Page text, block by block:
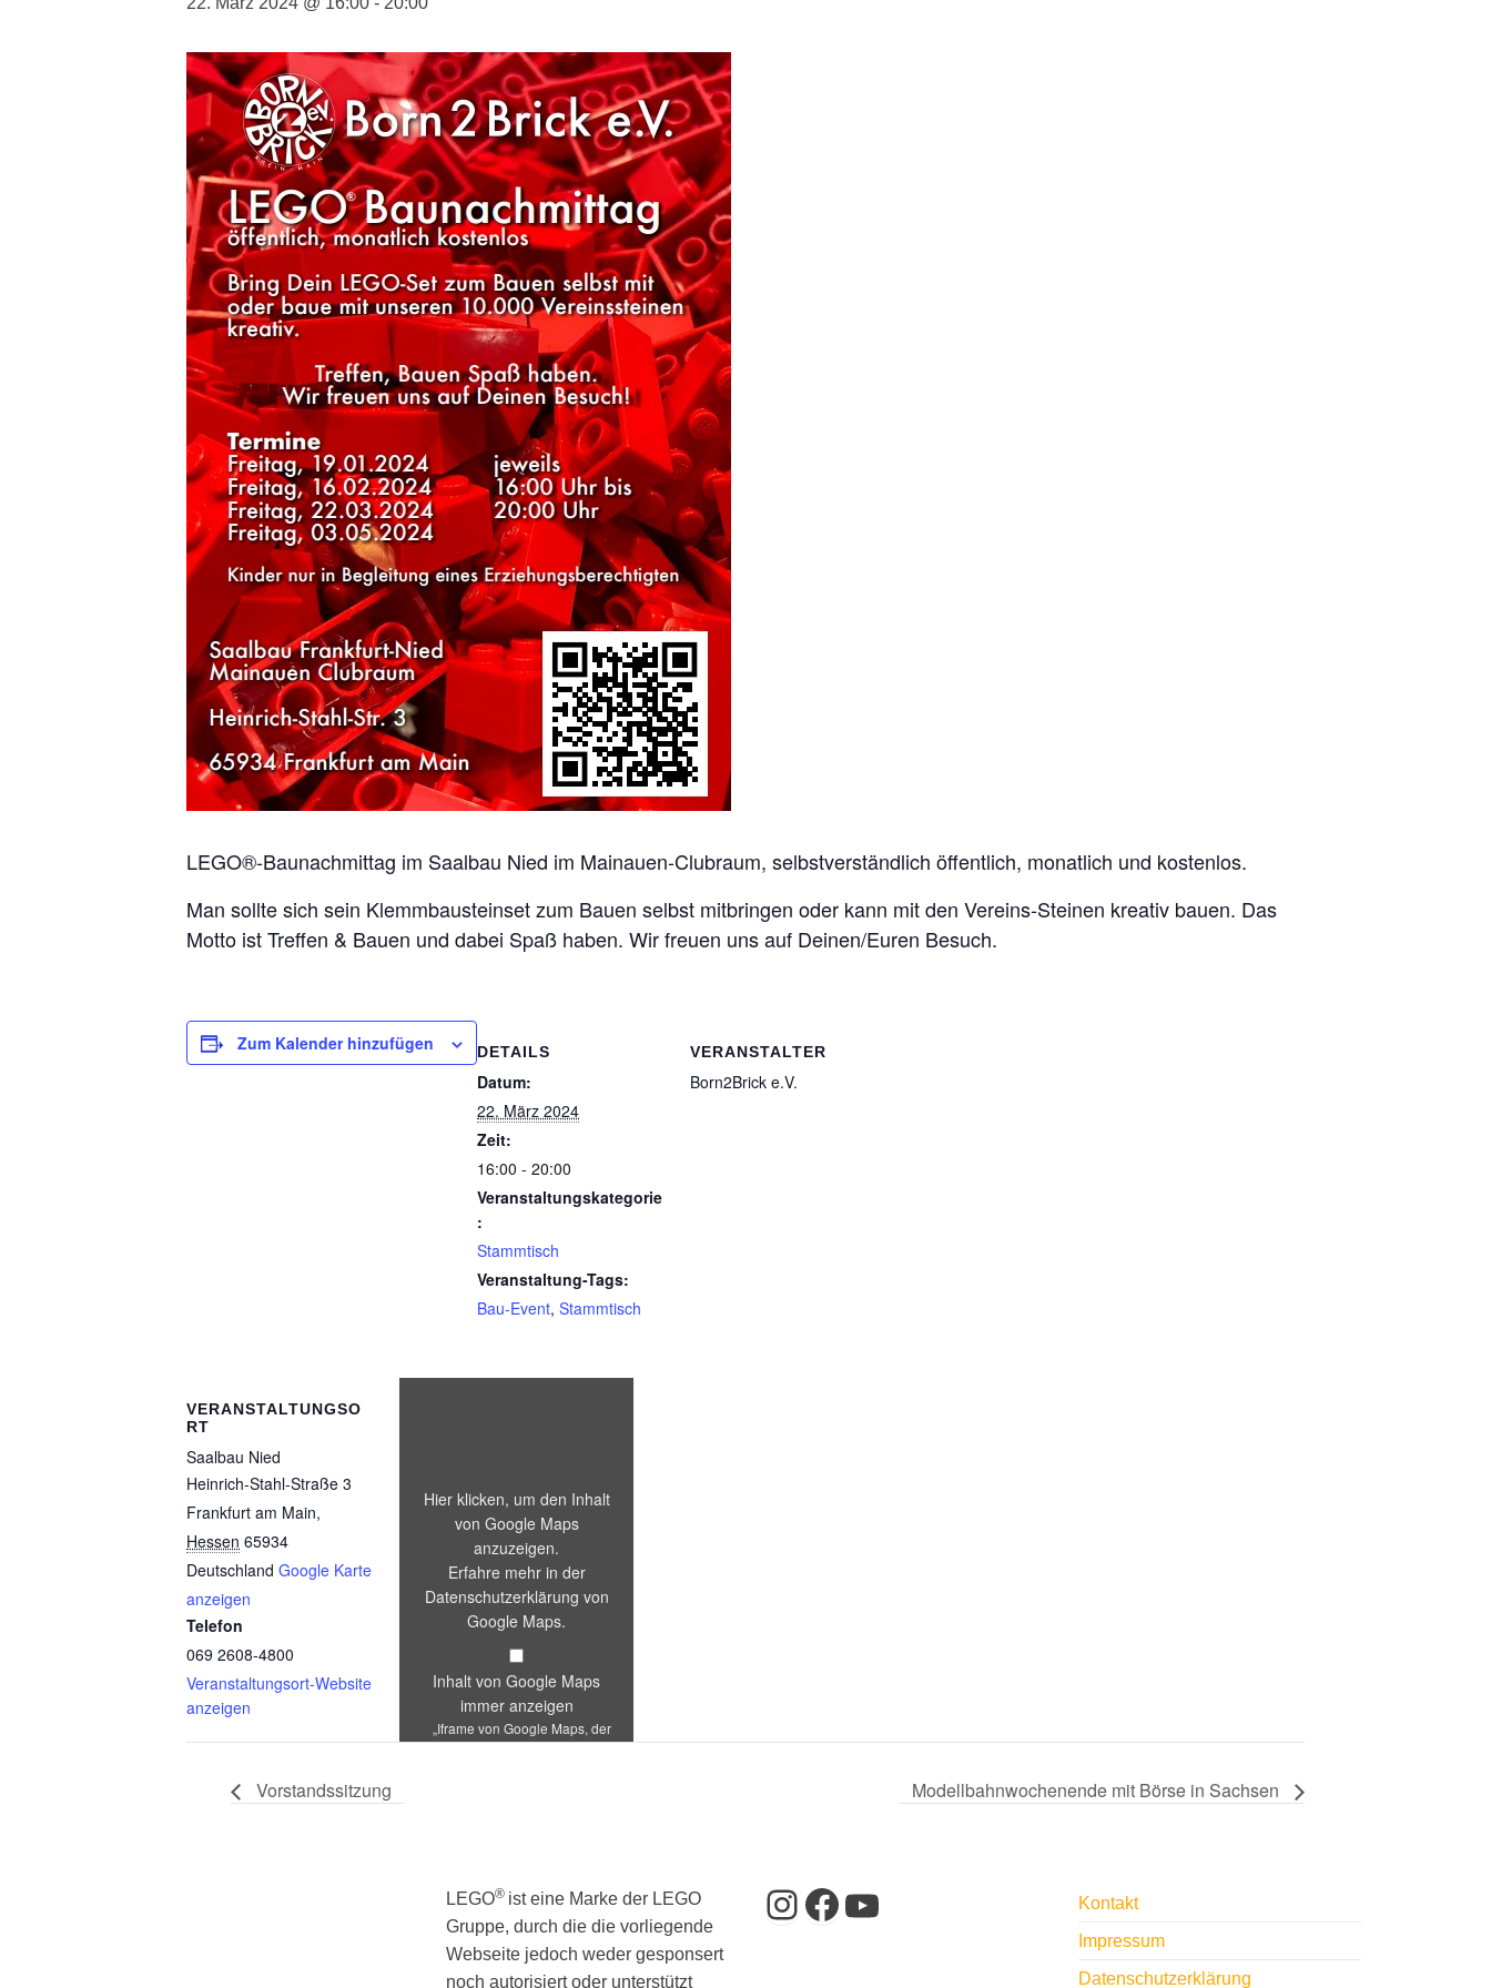
LEGO®-Baunachmittag im Saalbau Nied im Mainauen-Clubraum, selbstverständlich öffentlich, monatlich und kostenlos.
Man sollte sich sein Klemmbausteinset zum Bauen selbst mitbringen oder kann mit den Vereins-Steinen kreativ bauen. Das
Motto ist Treffen & Bauen und dabei Spaß haben. Wir freuen uns auf Deinen/Euren Besuch.
Zum Kalender hinzufügen DETAILS
Datum:
22. März 2024
Zeit:
16:00 - 20:00
Veranstaltungskategorie
:
Stammtisch
Veranstaltung-Tags:
Bau-Event, Stammtisch
VERANSTALTER
Born2Brick e.V.
VERANSTALTUNGSO
RT
Saalbau Nied
Heinrich-Stahl-Straße 3
Frankfurt am Main,
Hessen 65934
Deutschland Google Karte
anzeigen
Telefon
069 2608-4800
Veranstaltungsort-Website
anzeigen
Hier klicken, um den Inhalt
von Google Maps
anzuzeigen.
Erfahre mehr in der
Datenschutzerklärung von
Google Maps.
Inhalt von Google Maps
immer anzeigen
„Iframe von Google Maps, der
die Adresse von Saalbau Nied
Vorstandssitzung Modellbahnwochenende mit Börse in Sachsen
LEGO® ist eine Marke der LEGO
Gruppe, durch die die vorliegende
Webseite jedoch weder gesponsert
noch autorisiert oder unterstützt
Instagram
Facebook
YouTube
Kontakt
Impressum
Datenschutzerklärung